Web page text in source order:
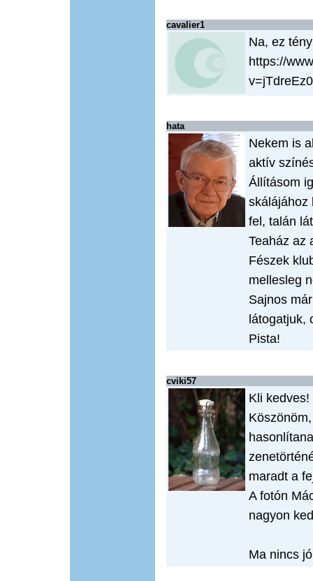
cavalier1
Na, ez
https://
hata
Nekem is
aktív
Állításom
skálájához
fel, talán
Teaház az
Fészek
mellesleg
Sajnos
látogatjuk,
Pista!
cviki57
Kli kedves!
maradt a
A fotón
nagyon
Ma nincs